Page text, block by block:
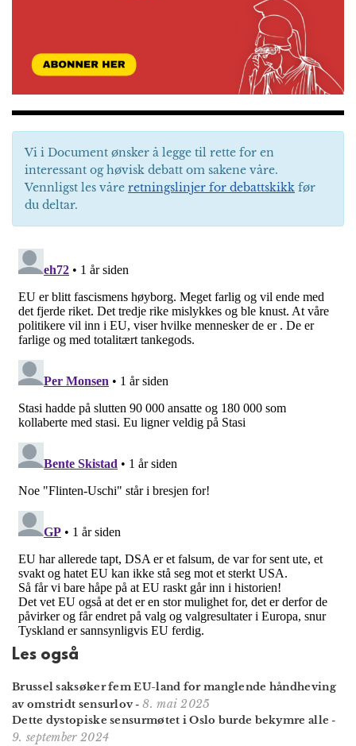
Vi i Document ønsker å legge til rette for en
interessant og høvisk debatt om sakene våre.
Vennligst les våre retningslinjer for debattskikk før
du deltar.
Les også
Brussel saksøker fem EU-land for manglende håndheving
av omstridt sensurlov -8. mai 2025
Dette dystopiske sensurmøtet i Oslo burde bekymre alle -
9. september 2024